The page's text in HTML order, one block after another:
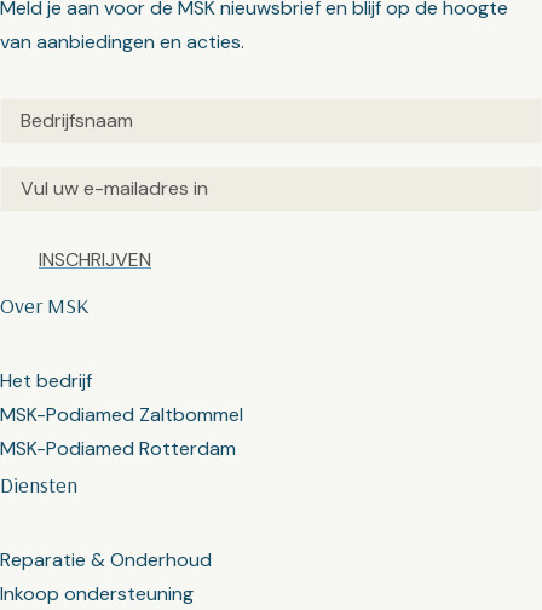
Diensten
Reparatie & Onderhoud
Inkoop ondersteuning
Over MSK
Het bedrijf
MSK-Podiamed Zaltbommel
MSK-Podiamed Rotterdam
Meld je aan voor de MSK nieuwsbrief en blijf op de hoogte
van aanbiedingen en acties.
Untitled(Vereist)
Email(Vereist)
Captcha